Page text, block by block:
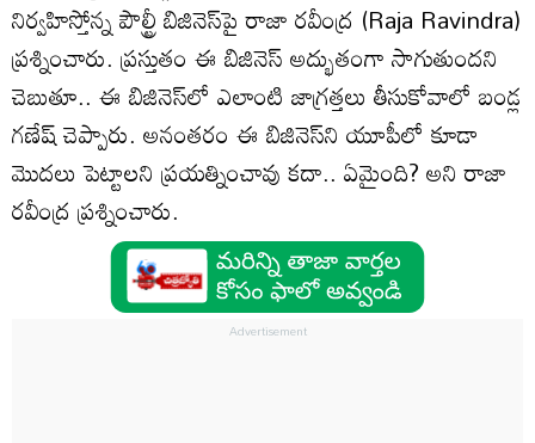
నిర్వహిస్తోన్న పౌల్ట్రీ బిజినెస్‌పై రాజా రవీంద్ర (Raja Ravindra)
ప్రశ్నించారు. ప్రస్తుతం ఈ బిజినెస్ అద్భుతంగా సాగుతుందని
చెబుతూ.. ఈ బిజినెస్‌లో ఎలాంటి జాగ్రత్తలు తీసుకోవాలో బండ్ల
గణేష్ చెప్పారు. అనంతరం ఈ బిజినెస్‌ని యూపీలో కూడా
మొదలు పెట్టాలని ప్రయత్నించావు కదా.. ఏమైంది? అని రాజా
రవీంద్ర ప్రశ్నించారు.